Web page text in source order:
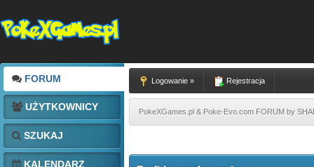
FORUM
UŻYTKOWNICY
SZUKAJ
KALENDARZ
Logowanie » Rejestracja
PokeXGames.pl & Poke-Evo.com FORUM by